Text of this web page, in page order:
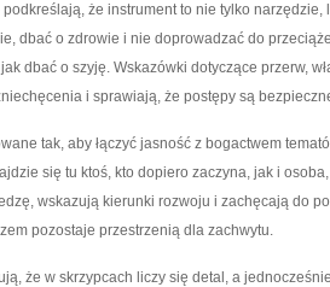
że instrument to nie tylko
dbać o zdrowie i nie doprowadzać do
dbać o szyję. Wskazówki dotyczące przerw,
i sprawiają, że postępy są
tak, aby łączyć jasność z bogactwem
się tu ktoś, kto dopiero zaczyna, jak i
wskazują kierunki rozwoju i zachęcają do
pozostaje przestrzenią dla zachwytu.
że w skrzypcach liczy się detal, a